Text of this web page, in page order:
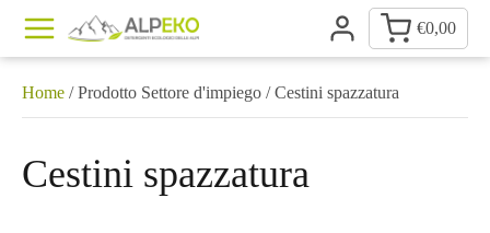
€0,00
Home / Prodotto Settore d'impiego / Cestini spazzatura
Cestini spazzatura